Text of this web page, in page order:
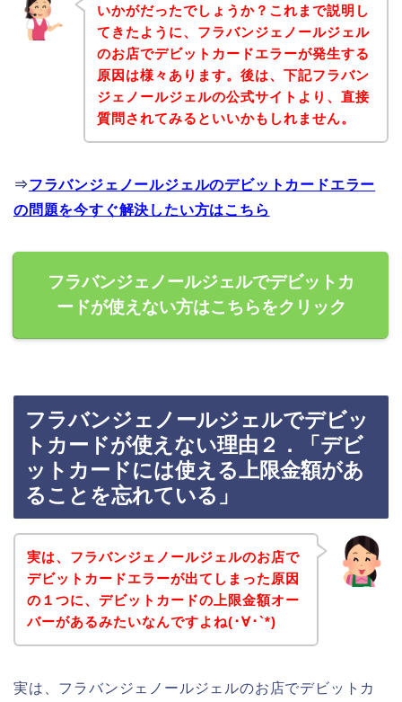
いかがだったでしょうか？これまで説明し
てきたように、フラバンジェノールジェル
のお店でデビットカードエラーが発生する
原因は様々あります。後は、下記フラバン
ジェノールジェルの公式サイトより、直接
質問されてみるといいかもしれません。
⇒フラバンジェノールジェルのデビットカードエラー
の問題を今すぐ解決したい方はこちら
フラバンジェノールジェルでデビットカ
ードが使えない方はこちらをクリック
フラバンジェノールジェルでデビッ
トカードが使えない理由２．「デビ
ットカードには使える上限金額があ
ることを忘れている」
実は、フラバンジェノールジェルのお店で
デビットカードエラーが出てしまった原因
の１つに、デビットカードの上限金額オー
バーがあるみたいなんですよね(･∀･`*)
実は、フラバンジェノールジェルのお店でデビットカ